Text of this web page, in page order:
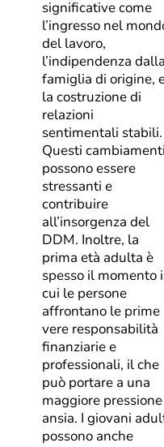
significative come
l’ingresso nel
del lavoro,
l’indipendenza dalla
famiglia di origine,
la costruzione di
relazioni
sentimentali stabili.
Questi cambiamenti
possono essere
stressanti e
contribuire
all’insorgenza del
DDM. Inoltre, la
prima età adulta è
spesso il momento
cui le persone
affrontano le prime
vere responsabilità
finanziarie e
professionali, il che
può portare a una
maggiore
ansia. I giovani
possono anche